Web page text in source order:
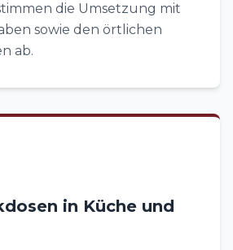
die Umsetzung mit
sowie den örtlichen
ab.
in Küche und